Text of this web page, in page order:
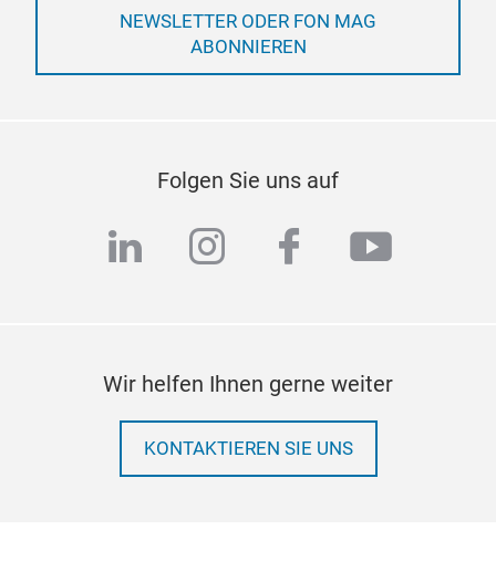
NEWSLETTER ODER FON MAG
ABONNIEREN
Folgen Sie uns auf
linkedininstagram
facebook
Wir helfen Ihnen gerne weiter
KONTAKTIEREN SIE UNS